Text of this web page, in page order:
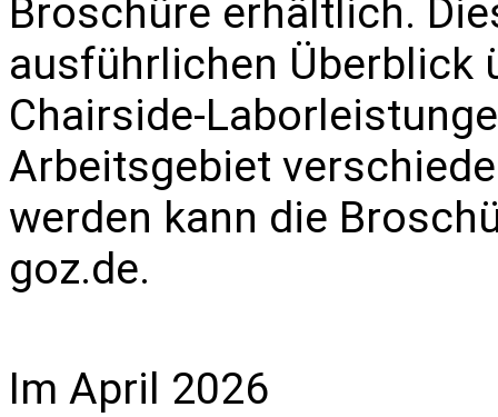
Broschüre erhältlich.
ausführlichen Überblick
Chairside-
Arbeitsgebiet
werden kann die
goz.de.
Im April 2026